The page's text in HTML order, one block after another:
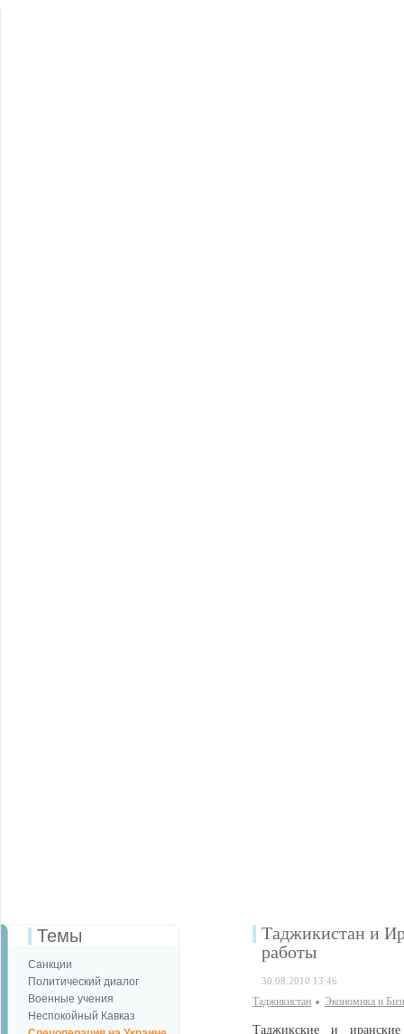
Темы
Санкции
Политический диалог
Военные учения
Неспокойный Кавказ
Таджикистан и
работы
30.08.2010 13:46
Таджикистан Экономика и
Таджикские и иранские